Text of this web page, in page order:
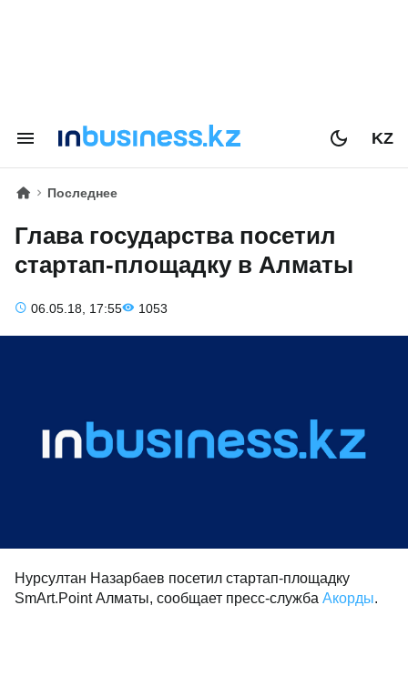
KZ
Последнее
Глава государства посетил
стартап-площадку в Алматы
06.05.18, 17:55 1053
Нурсултан Назарбаев посетил стартап-площадку
SmArt.Point Алматы, сообщает пресс-служба Акорды.